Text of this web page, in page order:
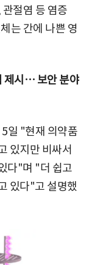
절염 등 염증
는 간에 나쁜 영
제시… 보안 분야
일 "현재 의약품
있지만 비싸서
다"며 "더 쉽고
있다"고 설명했